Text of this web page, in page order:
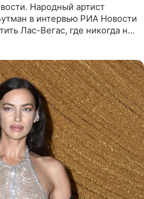
Народный артист
в интервью РИА Новости
Лас-Вегас, где никогда не